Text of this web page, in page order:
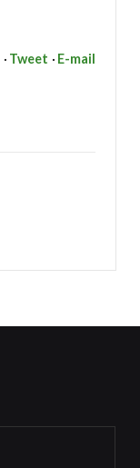
Tweet E-mail